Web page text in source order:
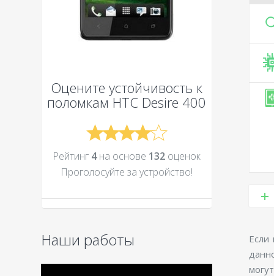
Оцените устойчивость к
поломкамHTC Desire 400
Рейтинг 4на основе 132 оценок
Проголосуйте за устройcтво!
Наши работы
Если